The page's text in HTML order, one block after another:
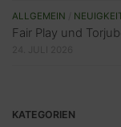
ALLGEMEIN
Fair Play und
KATEGORIEN